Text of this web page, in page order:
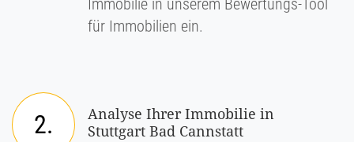
Immobilie in unserem Bewertungs-Tool
für Immobilien ein.
2.
Analyse Ihrer Immobilie in
Stuttgart Bad Cannstatt